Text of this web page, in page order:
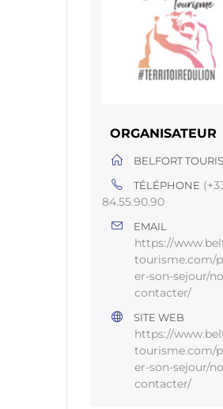
ORGANISATEUR
BELFORT
TÉLÉPHONE
84.55.90.90
EMAIL
https://
tourisme.com/
er-son-sejour/
contacter/
SITE WEB
https://
tourisme.com/
er-son-sejour/
contacter/